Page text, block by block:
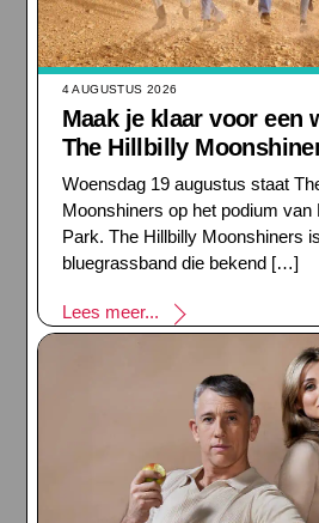
4 AUGUSTUS 2026
Maak je klaar voor een
The Hillbilly
Woensdag 19 augustus staat
Moonshiners op het podium van
Park. The Hillbilly Moonshiners
bluegrassband die bekend […]
Lees meer...